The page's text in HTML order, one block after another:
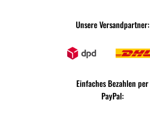
Unsere Versandpartner:
Einfaches Bezahlen per
PayPal: